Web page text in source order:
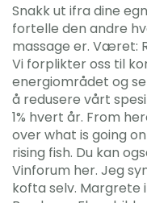
Snakk ut ifra dine
fortelle den andre
massage er. Været:
Vi forplikter oss til
energiområdet og
å redusere vårt
1% hvert år. From
over what is going
rising fish. Du kan
Vinforum her. Jeg
kofta selv. Margrete